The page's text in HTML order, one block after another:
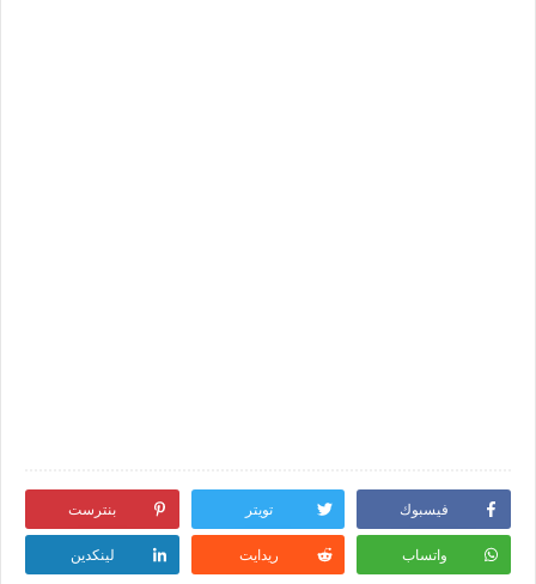
فيسبوك تويتر بنترست
واتساب ريدايت لينكدين